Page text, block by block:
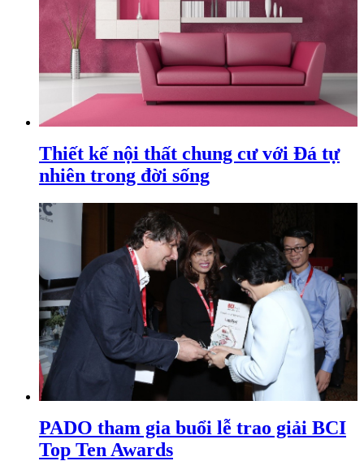
Thiết kế nội thất chung cư với Đá tự
nhiên trong đời sống
PADO tham gia buổi lễ trao giải BCI
Top Ten Awards